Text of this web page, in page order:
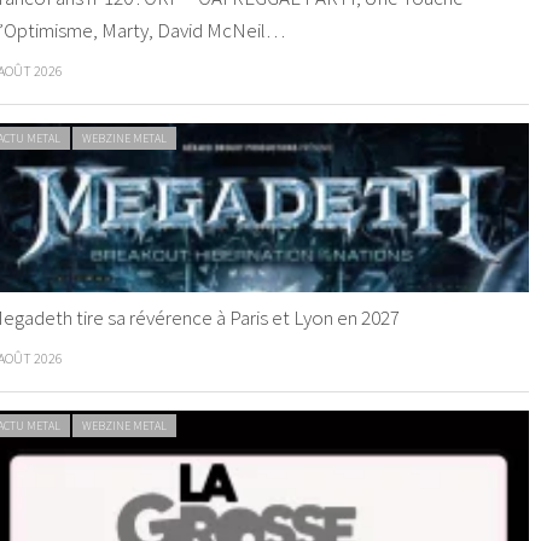
Marty, David McNeil…
2026
METAL WEBZINE METAL
tire sa révérence à Paris et Lyon en 2027
2026
METAL WEBZINE METAL